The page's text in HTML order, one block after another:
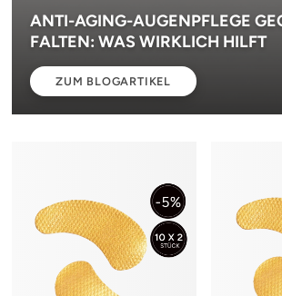
ANTI-AGING-AUGENPFLEGE
FALTEN: WAS WIRKLICH HILFT
ZUM BLOGARTIKEL